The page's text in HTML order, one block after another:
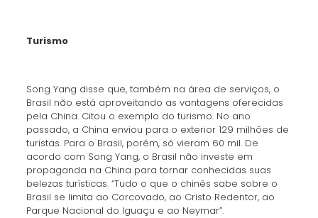
Turismo
Song Yang disse que, também na área de serviços, o
Brasil não está aproveitando as vantagens oferecidas
pela China. Citou o exemplo do turismo. No ano
passado, a China enviou para o exterior 129 milhões de
turistas. Para o Brasil, porém, só vieram 60 mil. De
acordo com Song Yang, o Brasil não investe em
propaganda na China para tornar conhecidas suas
belezas turísticas. “Tudo o que o chinês sabe sobre o
Brasil se limita ao Corcovado, ao Cristo Redentor, ao
Parque Nacional do Iguaçu e ao Neymar”.